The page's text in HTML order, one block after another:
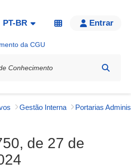
PT-BR Entrar
da CGU
Gestão Interna
de 27 de